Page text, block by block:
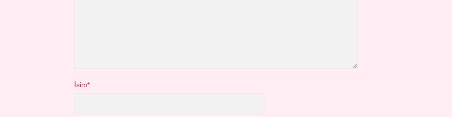
İsim*